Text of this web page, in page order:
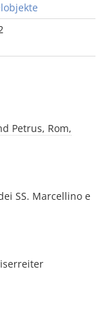
Petrus, Rom,
SS. Marcellino e